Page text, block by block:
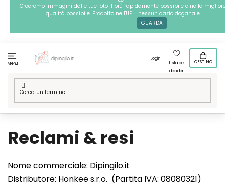
Passa
contenuto
Creeremo immagini dalle tue foto il più rapidamente possibile e nella
qualità possibile. Prodotto nell'UE = nessun dazio doganale
GUARDA
Menu
Login
Lista dei
desideri
CESTINO
Casa
Reclami & resi
Reclami & resi
Nome commerciale: Dipingilo.it
Distributore: Honkee s.r.o. (Partita IVA: 08080321)